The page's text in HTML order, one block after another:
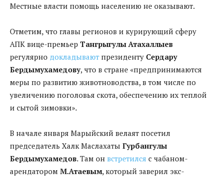
Местные власти помощь населению не оказывают.
Отметим, что главы регионов и курирующий сферу
АПК вице-премьер Тангрыгулы Атахаллыев
регулярно докладывают президенту Сердару
Бердымухамедову, что в стране «предпринимаются
меры по развитию животноводства, в том числе по
увеличению поголовья скота, обеспечению их теплой
и сытой зимовки».
В начале января Марыйский велаят посетил
председатель Халк Маслахаты Гурбангулы
Бердымухамедов. Там он встретился с чабаном-
арендатором М.Атаевым, который заверил экс-